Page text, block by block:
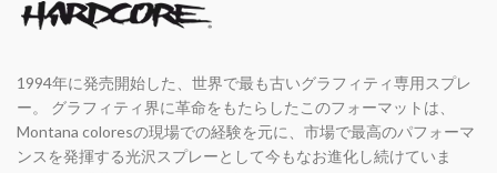
1994年に発売開始した、世界で最も古いグラフィティ専用スプレ
ー。 グラフィティ界に革命をもたらしたこのフォーマットは、
Montana coloresの現場での経験を元に、市場で最高のパフォーマ
ンスを発揮する光沢スプレーとして今もなお進化し続けていま